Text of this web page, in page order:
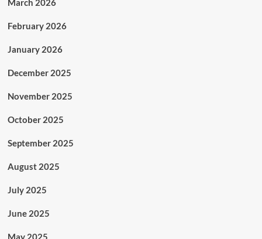
March 2026
February 2026
January 2026
December 2025
November 2025
October 2025
September 2025
August 2025
July 2025
June 2025
May 2025